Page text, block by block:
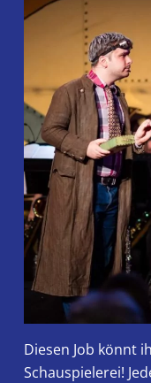
Diesen Job könnt
Schauspielerei!